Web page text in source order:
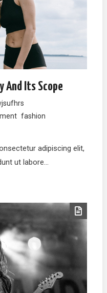
And Its Scope
fashion
adipiscing elit,
ut labore…